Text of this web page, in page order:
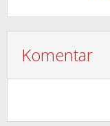
Komentar